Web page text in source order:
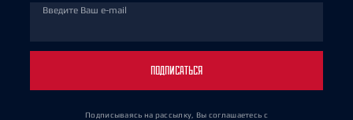
Введите Ваш e-mail
ПОДПИСАТЬСЯ
Подписываясь на рассылку, Вы соглашаетесь с